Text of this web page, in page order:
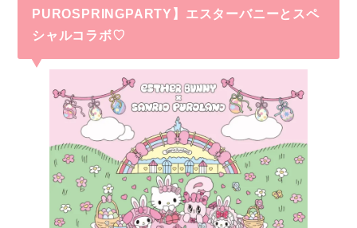
PUROSPRINGPARTY】エスターバニーとスペ
シャルコラボ♡